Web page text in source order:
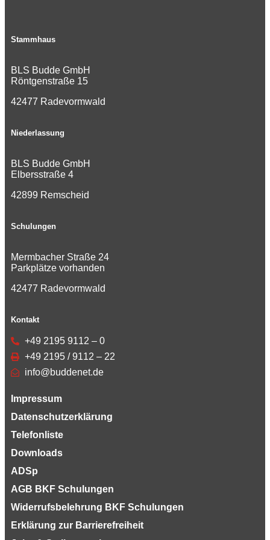
Stammhaus
BLS Budde GmbH
Röntgenstraße 15
42477 Radevormwald
Niederlassung
BLS Budde GmbH
Elbersstraße 4
42899 Remscheid
Schulungen
Mermbacher Straße 24
Parkplätze vorhanden
42477 Radevormwald
Kontakt
+49 2195 9112 – 0
+49 2195 / 9112 – 22
info@buddenet.de
Impressum
Datenschutzerklärung
Telefonliste
Downloads
ADSp
AGB BKF Schulungen
Widerrufsbelehrung BKF Schulungen
Erklärung zur Barrierefreiheit